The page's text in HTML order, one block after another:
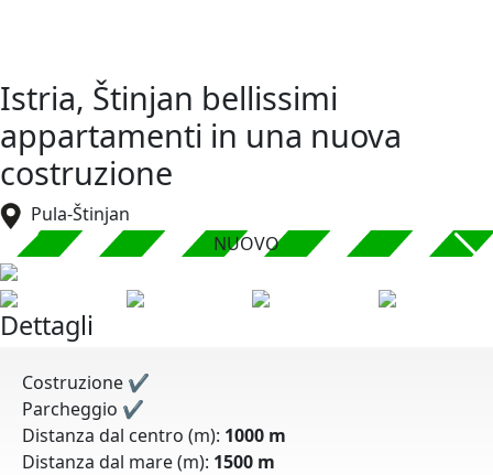
Istria, Štinjan bellissimi
appartamenti in una nuova
costruzione
Pula-Štinjan
NUOVO
Dettagli
Costruzione ✔
Parcheggio ✔
Distanza dal centro (m): 1000 m
Distanza dal mare (m): 1500 m